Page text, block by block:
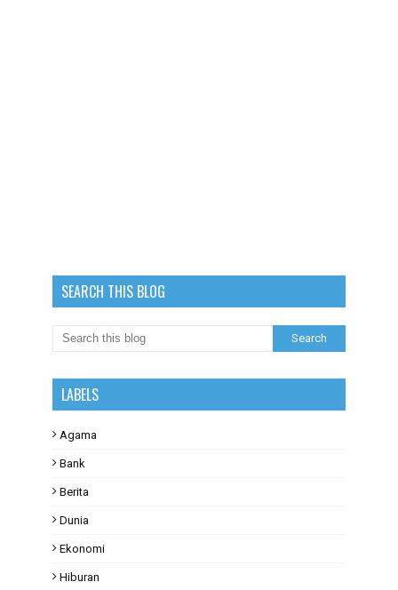
SEARCH THIS BLOG
LABELS
Agama
Bank
Berita
Dunia
Ekonomi
Hiburan